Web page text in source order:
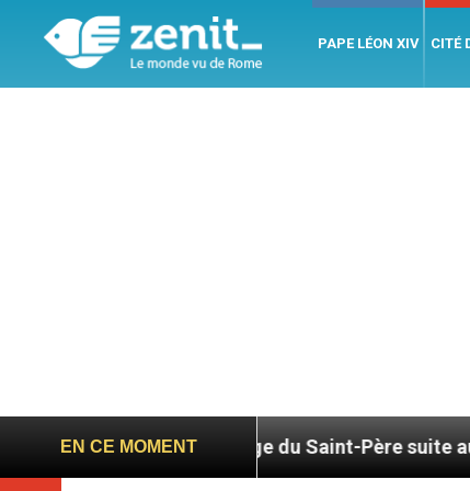
PAPE LÉON XIV CITÉ
EN CE MOMENT
du Saint-Père suite au décès du cardinal